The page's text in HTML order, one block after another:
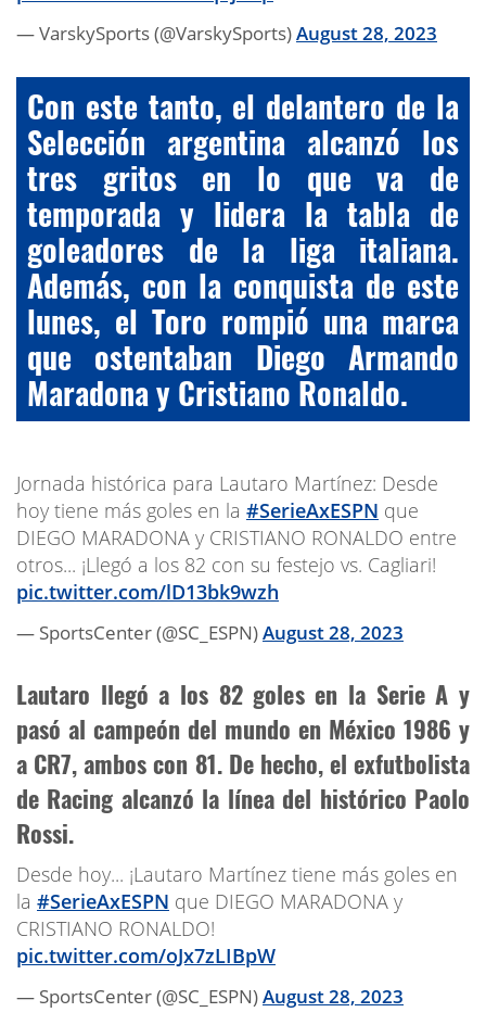
— VarskySports (@VarskySports)August 28, 2023
Con este tanto, el delantero de la
Selección argentina alcanzó los
tres gritos en lo que va de
temporada y lidera la tabla de
goleadores de la liga italiana.
Además, con la conquista de este
lunes, el Toro rompió una marca
que ostentaban Diego Armando
Maradona y Cristiano Ronaldo.
Jornada histórica para Lautaro Martínez: Desde
hoy tiene más goles en la #SerieAxESPN que
DIEGO MARADONA y CRISTIANO RONALDO entre
otros... ¡Llegó a los 82 con su festejo vs. Cagliari!
pic.twitter.com/lD13bk9wzh
— SportsCenter (@SC_ESPN)August 28, 2023
Lautaro llegó a los 82 goles en la Serie A y
pasó al campeón del mundo en México 1986 y
a CR7, ambos con 81. De hecho, el exfutbolista
de Racing alcanzó la línea del histórico Paolo
Rossi.
Desde hoy... ¡Lautaro Martínez tiene más goles en
la #SerieAxESPN que DIEGO MARADONA y
CRISTIANO RONALDO!
pic.twitter.com/oJx7zLIBpW
— SportsCenter (@SC_ESPN)August 28, 2023